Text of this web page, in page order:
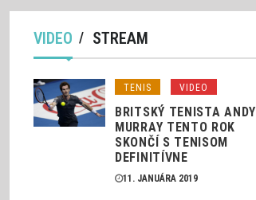
VIDEO STREAM
TENIS VIDEO
BRITSKÝ TENISTA ANDY
MURRAY TENTO ROK
SKONČÍ S TENISOM
DEFINITÍVNE
11. JANUÁRA 2019